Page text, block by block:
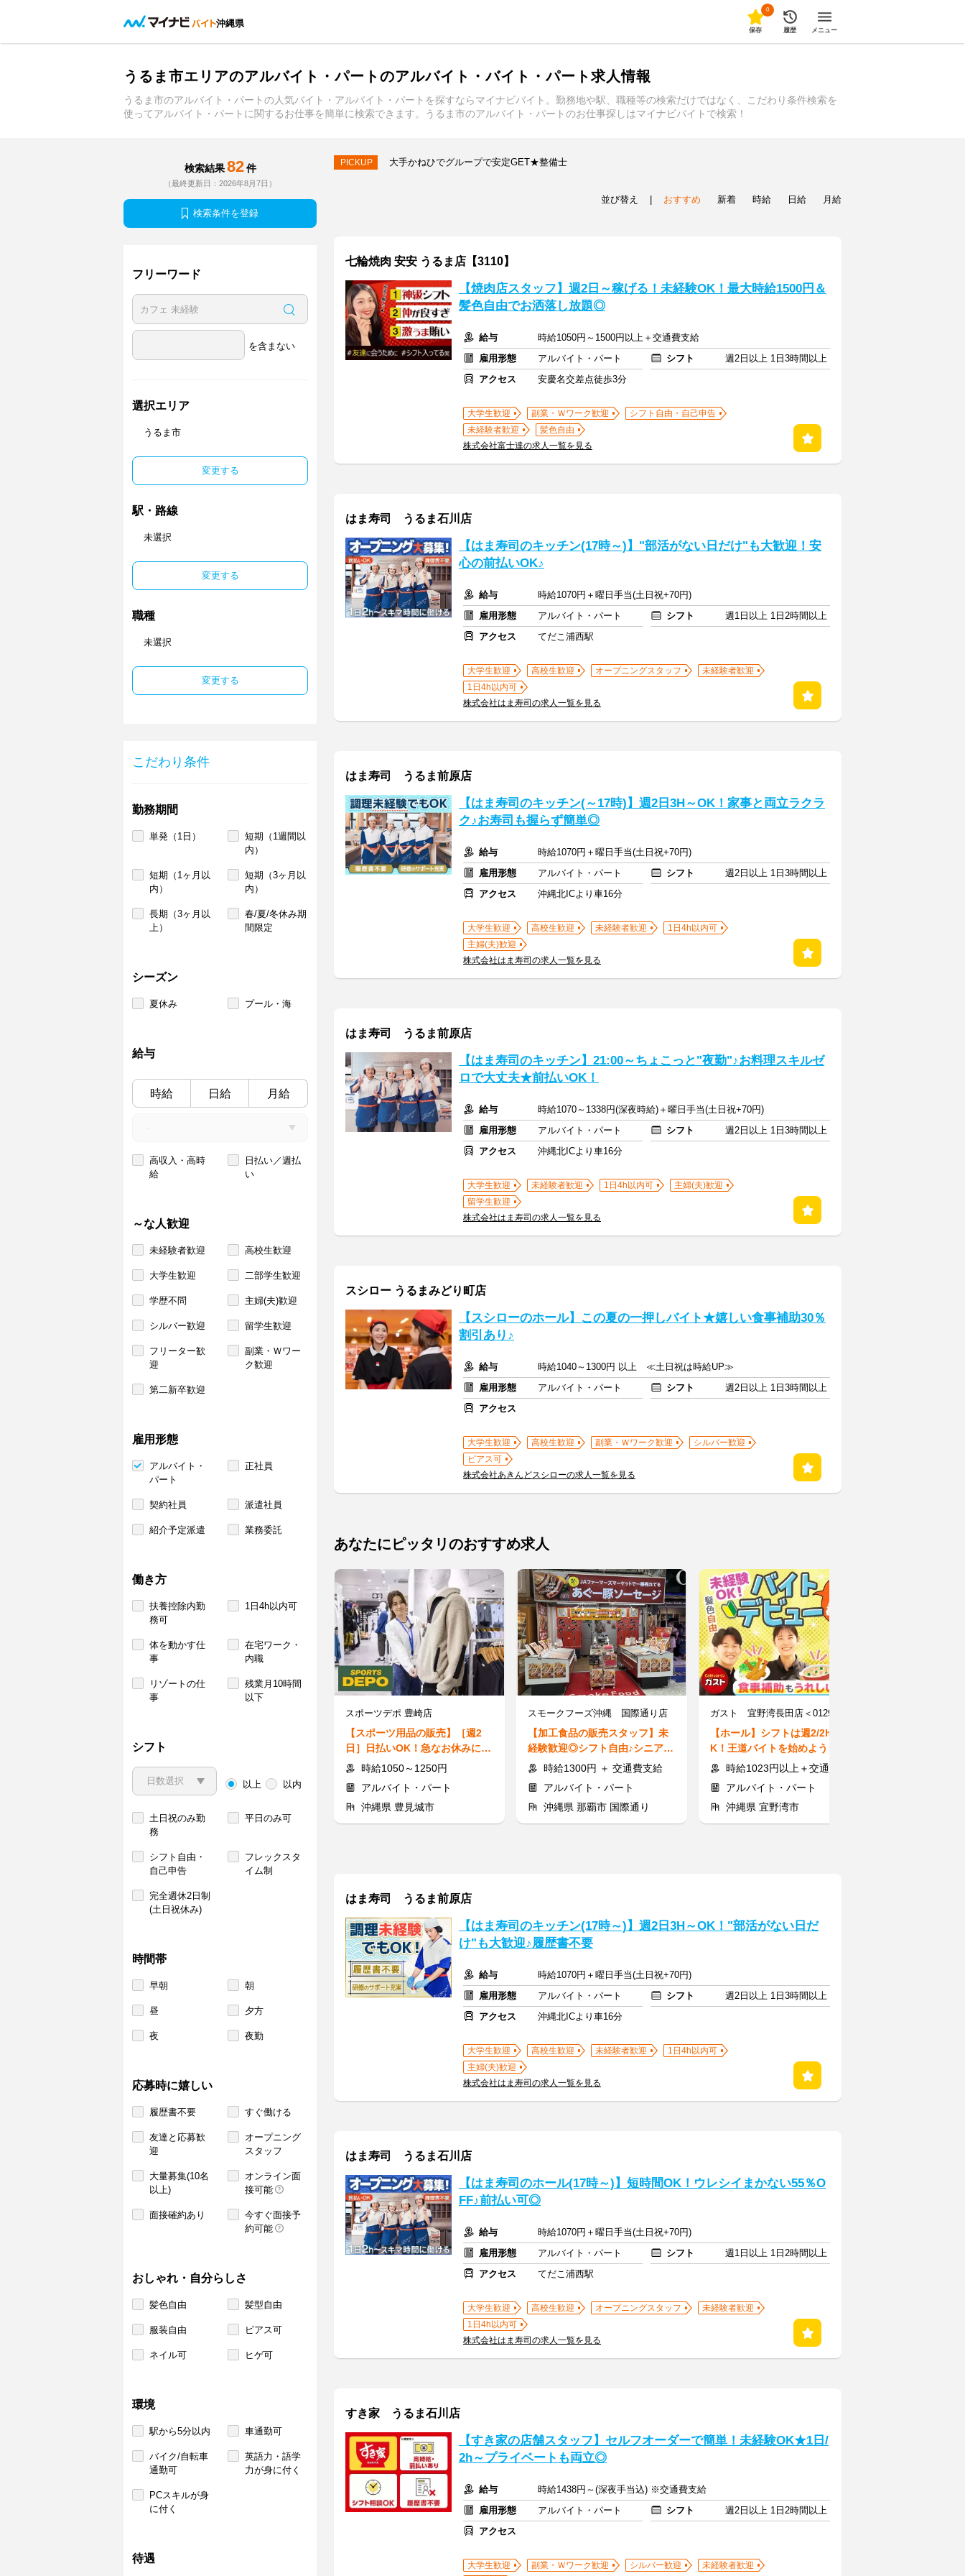
沖縄県
0
保存 履歴 メニュー
うるま市エリアのアルバイト・パートのアルバイト・バイト・パート求人情報
うるま市のアルバイト・パートの人気バイト・アルバイト・パートを探すならマイナビバイト。勤務地や駅、職種等の検索だけではなく、こだわり条件検索を
使ってアルバイト・パートに関するお仕事を簡単に検索できます。うるま市のアルバイト・パートのお仕事探しはマイナビバイトで検索！
検索結果 82 件
（最終更新日：2026年8月7日）
検索条件を登録
フリーワード
を含まない
選択エリア
うるま市
変更する
駅・路線
未選択
変更する
職種
未選択
変更する
こだわり条件
勤務期間
単発（1日）
短期（1週間以
内）
短期（1ヶ月以
内）
短期（3ヶ月以
内）
長期（3ヶ月以
上）
春/夏/冬休み期
間限定
シーズン
夏休み プール・海
給与
時給 日給 月給
高収入・高時
給
日払い／週払
い
～な人歓迎
未経験者歓迎 高校生歓迎
大学生歓迎 二部学生歓迎
学歴不問 主婦(夫)歓迎
シルバー歓迎 留学生歓迎
フリーター歓
迎
副業・Ｗワー
ク歓迎
第二新卒歓迎
雇用形態
アルバイト・
パート
正社員
契約社員 派遣社員
紹介予定派遣 業務委託
働き方
扶養控除内勤
務可
1日4h以内可
体を動かす仕
事
在宅ワーク・
内職
リゾートの仕
事
残業月10時間
以下
シフト
以上 以内
土日祝のみ勤
務
平日のみ可
シフト自由・
自己申告
フレックスタ
イム制
完全週休2日制
(土日祝休み)
時間帯
早朝 朝
昼 夕方
夜 夜勤
応募時に嬉しい
履歴書不要 すぐ働ける
友達と応募歓
迎
オープニング
スタッフ
大量募集(10名
以上)
オンライン面
接可能
面接確約あり
今すぐ面接予
約可能
おしゃれ・自分らしさ
髪色自由 髪型自由
服装自由 ピアス可
ネイル可 ヒゲ可
環境
駅から5分以内 車通勤可
バイク/自転車
通勤可
英語力・語学
力が身に付く
PCスキルが身
に付く
待遇
PICKUP 大手かねひでグループで安定GET★整備士
並び替え おすすめ 新着 時給 日給 月給
七輪焼肉 安安 うるま店【3110】
【焼肉店スタッフ】週2日～稼げる！未経験OK！最大時給1500円＆
髪色自由でお洒落し放題◎
給与
時給1050円～1500円以上＋交通費支給
雇用形態
アルバイト・パート シフト
週2日以上 1日3時間以上
アクセス
安慶名交差点徒歩3分
大学生歓迎 副業・Ｗワーク歓迎
シフト自由・自己申告
未経験者歓迎
髪色自由
株式会社富士達の求人一覧を見る
はま寿司 うるま石川店
【はま寿司のキッチン(17時～)】"部活がない日だけ"も大歓迎！安
心の前払いOK♪
給与
時給1070円＋曜日手当(土日祝+70円)
雇用形態
アルバイト・パート シフト
週1日以上 1日2時間以上
アクセス
てだこ浦西駅
大学生歓迎 高校生歓迎 オープニングスタッフ
未経験者歓迎
1日4h以内可
株式会社はま寿司の求人一覧を見る
はま寿司 うるま前原店
【はま寿司のキッチン(～17時)】週2日3H～OK！家事と両立ラクラ
ク♪お寿司も握らず簡単◎
給与
時給1070円＋曜日手当(土日祝+70円)
雇用形態
アルバイト・パート シフト
週2日以上 1日3時間以上
アクセス
沖縄北ICより車16分
大学生歓迎 高校生歓迎 未経験者歓迎
1日4h以内可
主婦(夫)歓迎
株式会社はま寿司の求人一覧を見る
はま寿司 うるま前原店
【はま寿司のキッチン】21:00～ちょこっと"夜勤"♪お料理スキルゼ
ロで大丈夫★前払いOK！
給与
時給1070～1338円(深夜時給)＋曜日手当(土日祝+70円)
雇用形態
アルバイト・パート シフト
週2日以上 1日3時間以上
アクセス
沖縄北ICより車16分
大学生歓迎 未経験者歓迎 1日4h以内可
主婦(夫)歓迎
留学生歓迎
株式会社はま寿司の求人一覧を見る
スシロー うるまみどり町店
【スシローのホール】この夏の一押しバイト★嬉しい食事補助30％
割引あり♪
給与
時給1040～1300円 以上 ≪土日祝は時給UP≫
雇用形態
アルバイト・パート シフト
週2日以上 1日3時間以上
アクセス
大学生歓迎 高校生歓迎 副業・Ｗワーク歓迎
シルバー歓迎
ピアス可
株式会社あきんどスシローの求人一覧を見る
あなたにピッタリのおすすめ求人
スポーツデポ 豊崎店
【スポーツ用品の販売】［週2
日］日払いOK！急なお休みにも
対応◎主婦さん活躍中♪
時給1050～1250円
アルバイト・パート
沖縄県 豊見城市
スモークフーズ沖縄 国際通り店
【加工食品の販売スタッフ】未
経験歓迎◎シフト自由♪シニア世
代も活躍中♪社割あり！
時給1300円 ＋ 交通費支給
アルバイト・パート
沖縄県 那覇市 国際通り
ガスト 宜野湾長田店＜012901＞
【ホール】シフトは週2/2h～O
K！王道バイトを始めよう！髪色
自由時給1023円以上＋交通費
アルバイト・パート
沖縄県 宜野湾市
はま寿司 うるま前原店
【はま寿司のキッチン(17時～)】週2日3H～OK！"部活がない日だ
け"も大歓迎♪履歴書不要
給与
時給1070円＋曜日手当(土日祝+70円)
雇用形態
アルバイト・パート シフト
週2日以上 1日3時間以上
アクセス
沖縄北ICより車16分
大学生歓迎 高校生歓迎 未経験者歓迎
1日4h以内可
主婦(夫)歓迎
株式会社はま寿司の求人一覧を見る
はま寿司 うるま石川店
【はま寿司のホール(17時～)】短時間OK！ウレシイまかない55％O
FF♪前払い可◎
給与
時給1070円＋曜日手当(土日祝+70円)
雇用形態
アルバイト・パート シフト
週1日以上 1日2時間以上
アクセス
てだこ浦西駅
大学生歓迎 高校生歓迎 オープニングスタッフ
未経験者歓迎
1日4h以内可
株式会社はま寿司の求人一覧を見る
すき家 うるま石川店
【すき家の店舗スタッフ】セルフオーダーで簡単！未経験OK★1日/
2h～プライベートも両立◎
給与
時給1438円～(深夜手当込) ※交通費支給
雇用形態
アルバイト・パート シフト
週2日以上 1日2時間以上
アクセス
大学生歓迎 副業・Ｗワーク歓迎 シルバー歓迎 未経験者歓迎